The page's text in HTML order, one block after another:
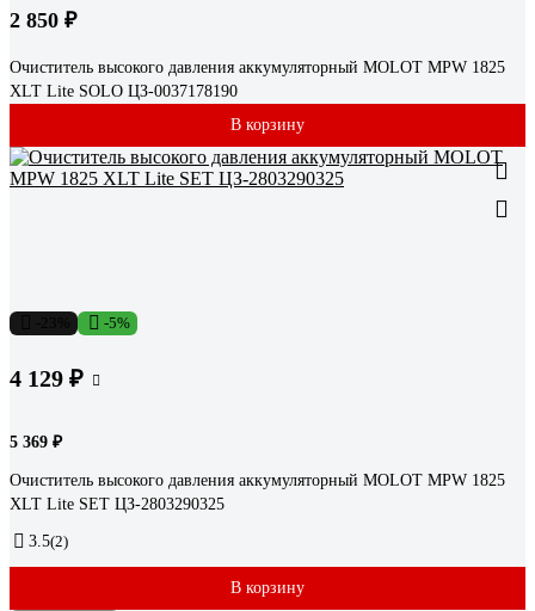
2 850 ₽
Очиститель высокого давления аккумуляторный MOLOT MPW 1825
XLT Lite SOLO ЦЗ-0037178190
В корзину
-5%
4 129 ₽
5 369 ₽
Очиститель высокого давления аккумуляторный MOLOT MPW 1825
XLT Lite SET ЦЗ-2803290325
3.5(2)
В корзину